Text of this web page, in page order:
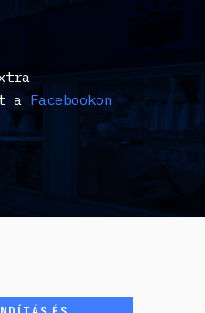
aFacebookon